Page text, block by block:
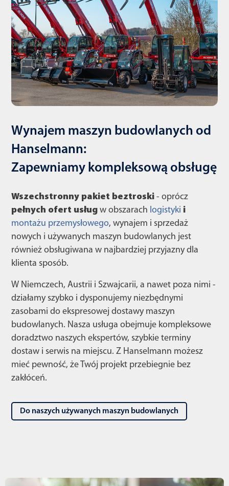
Wynajem maszyn budowlanych od
Hanselmann:
Zapewniamy kompleksową obsługę
Wszechstronny pakiet beztroski - oprócz
pełnych ofert usług w obszarach logistyki i
montażu przemysłowego, wynajem i sprzedaż
nowych i używanych maszyn budowlanych jest
również obsługiwana w najbardziej przyjazny dla
klienta sposób.
W Niemczech, Austrii i Szwajcarii, a nawet poza nimi -
działamy szybko i dysponujemy niezbędnymi
zasobami do ekspresowej dostawy maszyn
budowlanych. Nasza usługa obejmuje kompleksowe
doradztwo naszych ekspertów, szybkie terminy
dostaw i serwis na miejscu. Z Hanselmann możesz
mieć pewność, że Twój projekt przebiegnie bez
zakłóceń.
Do naszych używanych maszyn budowlanych